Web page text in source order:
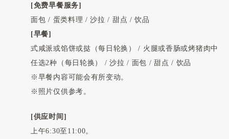
[免费早餐服务]
面包 / 蛋类料理 / 沙拉 / 甜点 / 饮品
[早餐]
式咸派或馅饼或挞（每日轮换） / 火腿或香肠或烤猪肉中
任选2种（每日轮换） / 沙拉 / 面包 / 甜点 / 饮品
※早餐内容可能会有所变动。
※照片仅供参考。
[供应时间]
上午6:30至11:00。